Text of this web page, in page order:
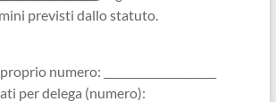
previsti dallo statuto.
numero: _____________________
per delega (numero):